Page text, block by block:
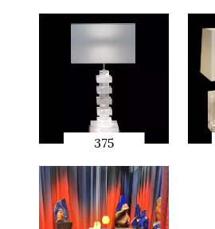
375
APERÇU
RAPIDE